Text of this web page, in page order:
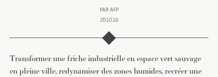
PAR AFP
20.10.16
Transformer une friche industrielle en espace vert sauvage
en pleine ville, redynamiser des zones humides, recréer une